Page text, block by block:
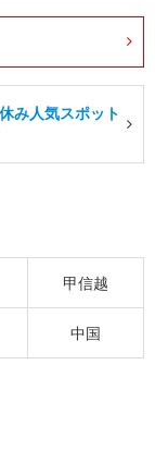
み人気スポット
甲信越
中国